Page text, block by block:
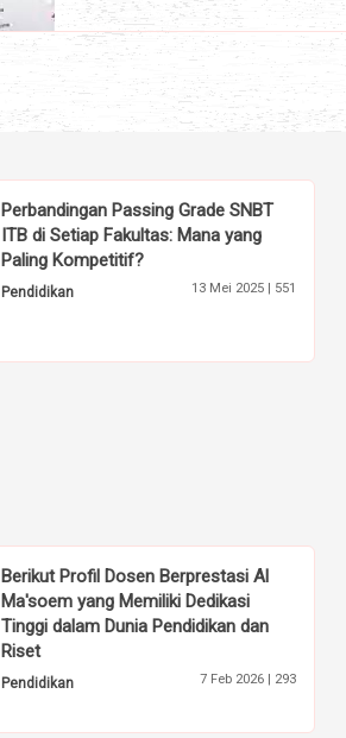
Perbandingan Passing Grade SNBT
ITB di Setiap Fakultas: Mana yang
Paling Kompetitif?
Pendidikan 13 Mei 2025 | 551
Berikut Profil Dosen Berprestasi Al
Ma'soem yang Memiliki Dedikasi
Tinggi dalam Dunia Pendidikan dan
Riset
Pendidikan 7 Feb 2026 | 293